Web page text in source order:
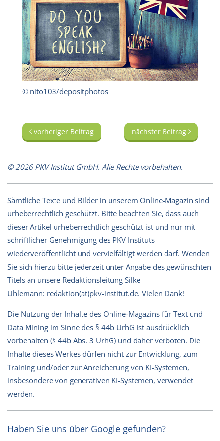
© nito103/depositphotos
vorheriger Beitrag nächster Beitrag
© 2026 PKV Institut GmbH. Alle Rechte vorbehalten.
Sämtliche Texte und Bilder in unserem Online-Magazin sind
urheberrechtlich geschützt. Bitte beachten Sie, dass auch
dieser Artikel urheberrechtlich geschützt ist und nur mit
schriftlicher Genehmigung des PKV Instituts
wiederveröffentlicht und vervielfältigt werden darf. Wenden
Sie sich hierzu bitte jederzeit unter Angabe des gewünschten
Titels an unsere Redaktionsleitung Silke
Uhlemann: redaktion(at)pkv-institut.de. Vielen Dank!
Die Nutzung der Inhalte des Online-Magazins für Text und
Data Mining im Sinne des § 44b UrhG ist ausdrücklich
vorbehalten (§ 44b Abs. 3 UrhG) und daher verboten. Die
Inhalte dieses Werkes dürfen nicht zur Entwicklung, zum
Training und/oder zur Anreicherung von KI-Systemen,
insbesondere von generativen KI-Systemen, verwendet
werden.
Haben Sie uns über Google gefunden?